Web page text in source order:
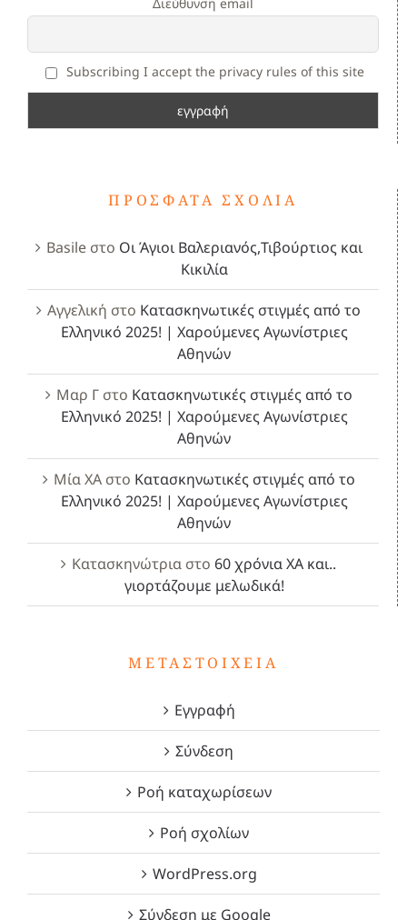
Subscribing I accept the privacy rules of this site
ΠΡΌΣΦΑΤΑ ΣΧΌΛΙΑ
Basileστο Οι Άγιοι Βαλεριανός,Τιβούρτιος και
Κικιλία
Αγγελική στο Κατασκηνωτικές στιγμές από το
Ελληνικό 2025! | Χαρούμενες Αγωνίστριες
Αθηνών
Μαρ Γστο Κατασκηνωτικές στιγμές από το
Ελληνικό 2025! | Χαρούμενες Αγωνίστριες
Αθηνών
Μία ΧΑστο Κατασκηνωτικές στιγμές από το
Ελληνικό 2025! | Χαρούμενες Αγωνίστριες
Αθηνών
Κατασκηνώτρια στο 60 χρόνια ΧΑ και..
γιορτάζουμε μελωδικά!
ΜΕΤΑΣΤΟΙΧΕΊΑ
Εγγραφή
Σύνδεση
Ροή καταχωρίσεων
Ροή σχολίων
WordPress.org
Σύνδεση με Google